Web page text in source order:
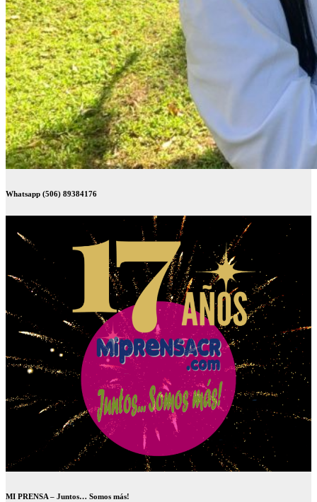
Whatsapp (506) 89384176
MI PRENSA – Juntos… Somos más!